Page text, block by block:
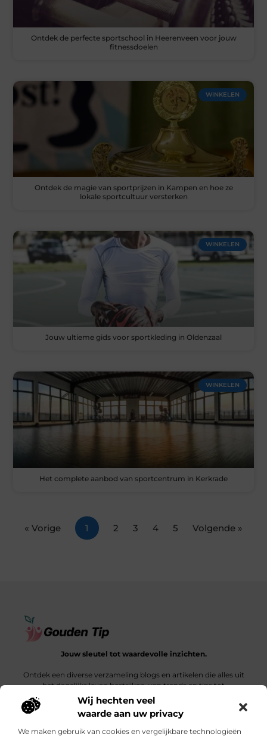
Wij hechten veel
waarde aan uw privacy
We maken gebruik van cookies en vergelijkbare technologieën
Ontdek de perfecte sportschool in Heerenveen voor jouw
fitnessdoelen
WINKELEN
Ontdek de magie van sportprijzen in Kampen en hoe ze
lokale sportcultuur versterken
WINKELEN
Jouw ultieme gids voor sportkleding in Oldenzaal
WINKELEN
Het complete aanbod van sportcentrum in Kerkrade
« Vorige 1 2 3 4 5 Volgende »
Jouw sleutel tot waardevolle inzichten.
Ontdek een diverse verzameling blogs en artikelen die alles uit
het dagelijks leven bestrijken, van trends en tips tot
diepgaande verhalen.
Bericht categorie